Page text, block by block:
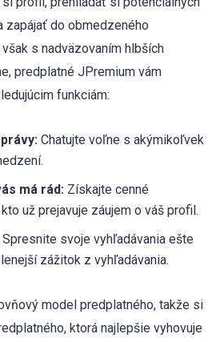
zapájať do obmedzeného
s nadväzovaním hlbších
predplatné JPremium vám
funkciám:
Chatujte voľne s akýmikoľvek
má rád: Získajte cenné
už prejavuje záujem o váš profil.
Spresnite svoje vyhľadávania ešte
zážitok z vyhľadávania.
model predplatného, takže si
ktorá najlepšie vyhovuje